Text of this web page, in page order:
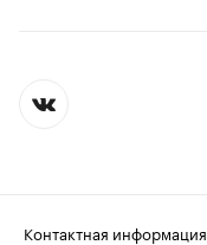
Контактная информация